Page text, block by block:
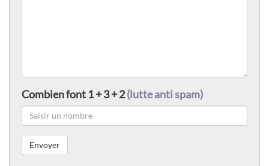
Combien font 1 + 3 + 2(lutte anti spam)